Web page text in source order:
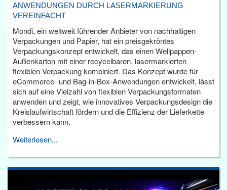
ANWENDUNGEN DURCH LASERMARKIERUNG
VEREINFACHT
Mondi, ein weltweit führender Anbieter von nachhaltigen
Verpackungen und Papier, hat ein preisgekröntes
Verpackungskonzept entwickelt, das einen Wellpappen-
Außenkarton mit einer recycelbaren, lasermarkierten
flexiblen Verpackung kombiniert. Das Konzept wurde für
eCommerce- und Bag-in-Box-Anwendungen entwickelt, lässt
sich auf eine Vielzahl von flexiblen Verpackungsformaten
anwenden und zeigt, wie innovatives Verpackungsdesign die
Kreislaufwirtschaft fördern und die Effizienz der Lieferkette
verbessern kann.
Weiterlesen...